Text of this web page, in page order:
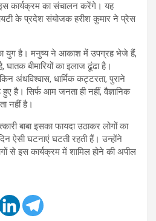
इस कार्यक्रम का संचालन करेंगे। यह
के प्रदेश संयोजक हरीश कुमार ने प्रेस
का युग है। मनुष्य ने आकाश में उपग्रह भेजे हैं,
बीमारियों का इलाज ढूंढा है।
अंधविश्वास, धार्मिक कट्टरता, पुराने
है। सिर्फ आम जनता ही नहीं, वैज्ञानिक
नहीं है।
बाबा इसका फायदा उठाकर लोगों का
ऐसी घटनाएं घटती रहती हैं। उन्होंने
से इस कार्यक्रम में शामिल होने की अपील